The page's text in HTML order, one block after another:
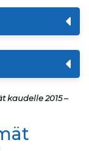
kaudelle 2015 –